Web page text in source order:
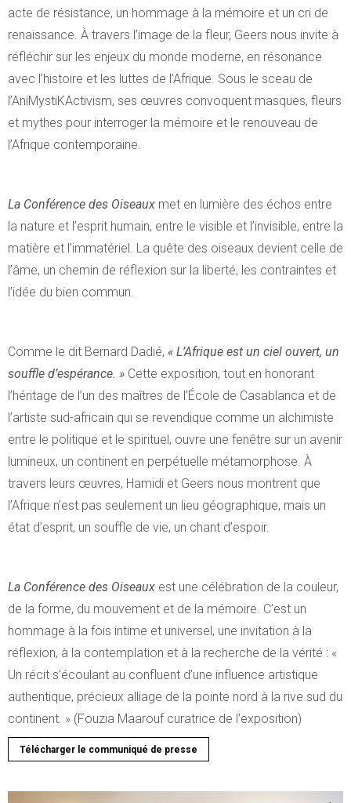
acte de résistance, un hommage à la mémoire et un cri de
renaissance. À travers l’image de la fleur, Geers nous invite à
réfléchir sur les enjeux du monde moderne, en résonance
avec l’histoire et les luttes de l’Afrique. Sous le sceau de
l’AniMystiKActivism, ses œuvres convoquent masques, fleurs
et mythes pour interroger la mémoire et le renouveau de
l’Afrique contemporaine.
La Conférence des Oiseaux met en lumière des échos entre
la nature et l’esprit humain, entre le visible et l’invisible, entre la
matière et l’immatériel. La quête des oiseaux devient celle de
l’âme, un chemin de réflexion sur la liberté, les contraintes et
l’idée du bien commun.
Comme le dit Bernard Dadié, « L’Afrique est un ciel ouvert, un
souffle d’espérance. » Cette exposition, tout en honorant
l’héritage de l’un des maîtres de l’École de Casablanca et de
l’artiste sud-africain qui se revendique comme un alchimiste
entre le politique et le spirituel, ouvre une fenêtre sur un avenir
lumineux, un continent en perpétuelle métamorphose. À
travers leurs œuvres, Hamidi et Geers nous montrent que
l’Afrique n’est pas seulement un lieu géographique, mais un
état d’esprit, un souffle de vie, un chant d’espoir.
La Conférence des Oiseaux est une célébration de la couleur,
de la forme, du mouvement et de la mémoire. C’est un
hommage à la fois intime et universel, une invitation à la
réflexion, à la contemplation et à la recherche de la vérité : «
Un récit s’écoulant au confluent d’une influence artistique
authentique, précieux alliage de la pointe nord à la rive sud du
continent. » (Fouzia Maarouf curatrice de l’exposition)
Télécharger le communiqué de presse